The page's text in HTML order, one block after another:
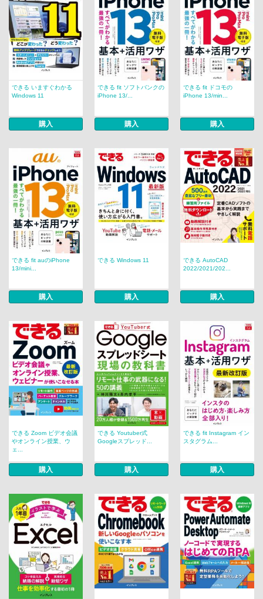
できる いますぐわかる
Windows 11
購入
できる fit ソフトバンクの
iPhone 13/...
購入
できる fit ドコモの
iPhone 13/min...
購入
できる fit auのiPhone
13/mini...
購入
できる Windows 11
購入
できる AutoCAD
2022/2021/202...
購入
できる Zoom ビデオ会議
やオンライン授業、ウ
ェ...
購入
できる Youtuber式
Googleスプレッド...
購入
できる fit Instagram イン
スタグラム...
購入